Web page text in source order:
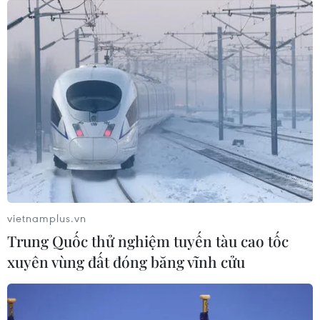
Vẻ đẹp hoang sơ của những
bãi biển phía Nam Đà Nẵng
04/08/2026 08:28
Trung tâm Gốm Bát
Tràng vào danh sách 26 công trình
kiến trúc đẹp nhất thế giới
Xem thêm
vietnamplus.vn
Trung Quốc thử nghiệm tuyến tàu cao tốc
xuyên vùng đất đóng băng vĩnh cửu